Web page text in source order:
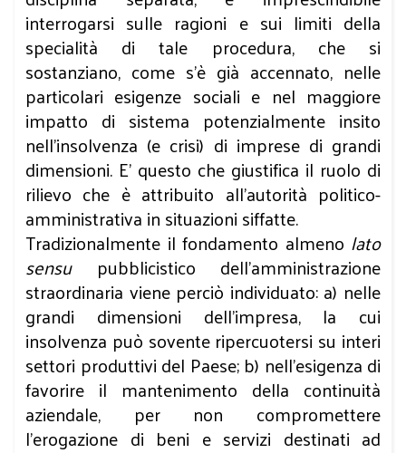
interrogarsi sulle ragioni e sui limiti della
specialità di tale procedura, che si
sostanziano, come s’è già accennato, nelle
particolari esigenze sociali e nel maggiore
impatto di sistema potenzialmente insito
nell’insolvenza (e crisi) di imprese di grandi
dimensioni. E’ questo che giustifica il ruolo di
rilievo che è attribuito all’autorità politico-
amministrativa in situazioni siffatte.
Tradizionalmente il fondamento almeno lato
sensupubblicistico dell’amministrazione
straordinaria viene perciò individuato: a) nelle
grandi dimensioni dell'impresa, la cui
insolvenza può sovente ripercuotersi su interi
settori produttivi del Paese; b) nell'esigenza di
favorire il mantenimento della continuità
aziendale, per non compromettere
l’erogazione di beni e servizi destinati ad